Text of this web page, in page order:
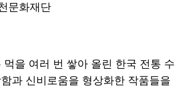
문화재단
먹을 여러 번 쌓아 올린 한국 전통 수
과 신비로움을 형상화한 작품들을